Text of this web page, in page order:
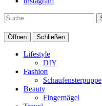
Suche
Öffnen Schließen
Lifestyle
DIY
Fashion
Schaufensterpuppe
Beauty
Fingernägel